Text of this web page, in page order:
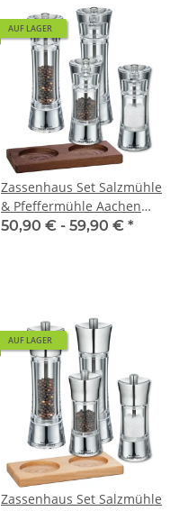
AUF LAGER
Zassenhaus Set Salzmühle
& Pfeffermühle Aachen
Acryl & Untersetzer Eiche
50,90 € - 59,90 € *
AUF LAGER
Zassenhaus Set Salzmühle